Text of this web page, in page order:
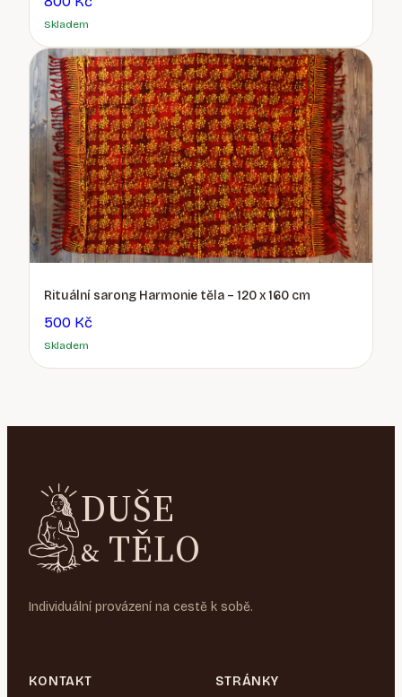
Skladem
Rituální sarong Harmonie těla – 120 x 160 cm
500 Kč
Skladem
DUŠE
& TĚLO
Individuální provázení na cestě k sobě.
KONTAKT STRÁNKY